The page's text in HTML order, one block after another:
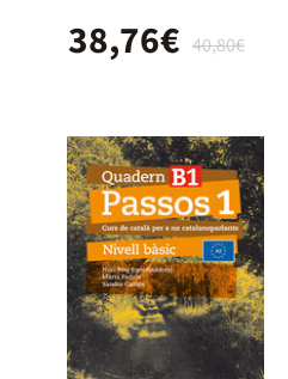
40,80€
38,76€